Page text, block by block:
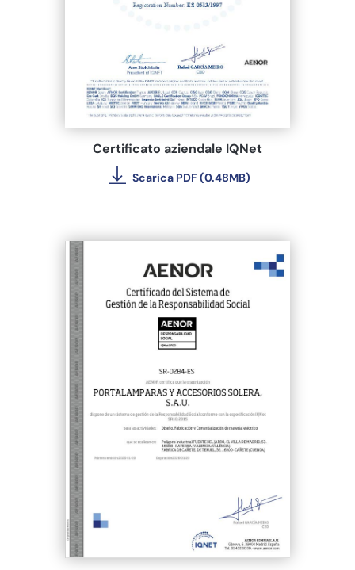
Certificato aziendale IQNet
Scarica PDF (0.48MB)